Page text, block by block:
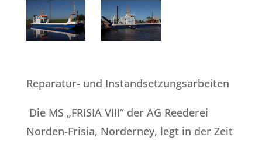
Reparatur- und Instandsetzungsarbeiten
Die MS „FRISIA VIII“ der AG Reederei
Norden-Frisia, Norderney, legt in der Zeit